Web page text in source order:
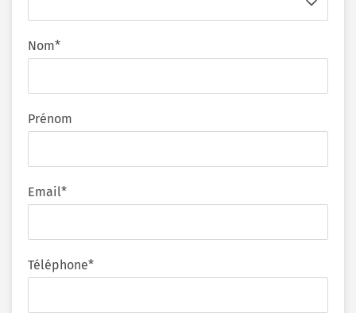
Nom*
Prénom
Email*
Téléphone*